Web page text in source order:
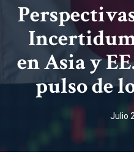
en Asia y
pulso de
Julio